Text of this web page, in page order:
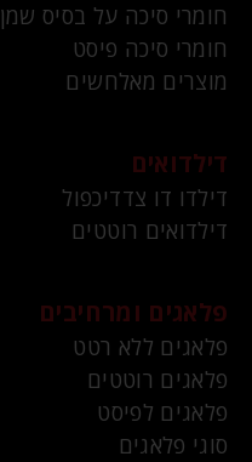
חומרי סיכה על בסיס שמן
חומרי סיכה פיסט
מוצרים מאלחשים
דילדואים
דילדו דו צדדיכפול
דילדואים רוטטים
פלאגים ומרחיבים
פלאגים ללא רטט
פלאגים רוטטים
פלאגים לפיסט
סוגי פלאגים